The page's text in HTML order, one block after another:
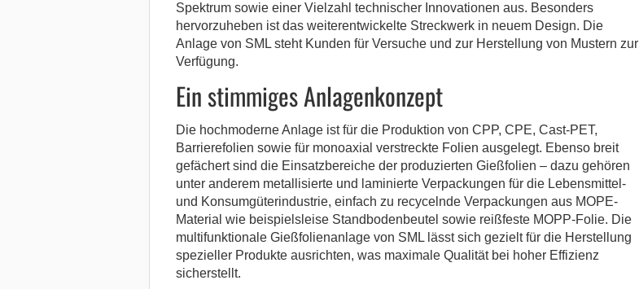
Spektrum sowie einer Vielzahl technischer Innovationen aus. Besonders
hervorzuheben ist das weiterentwickelte Streckwerk in neuem Design. Die
Anlage von SML steht Kunden für Versuche und zur Herstellung von Mustern zur
Verfügung.
Ein stimmiges Anlagenkonzept
Die hochmoderne Anlage ist für die Produktion von CPP, CPE, Cast-PET,
Barrierefolien sowie für monoaxial verstreckte Folien ausgelegt. Ebenso breit
gefächert sind die Einsatzbereiche der produzierten Gießfolien – dazu gehören
unter anderem metallisierte und laminierte Verpackungen für die Lebensmittel-
und Konsumgüterindustrie, einfach zu recycelnde Verpackungen aus MOPE-
Material wie beispielsleise Standbodenbeutel sowie reißfeste MOPP-Folie. Die
multifunktionale Gießfolienanlage von SML lässt sich gezielt für die Herstellung
spezieller Produkte ausrichten, was maximale Qualität bei hoher Effizienz
sicherstellt.